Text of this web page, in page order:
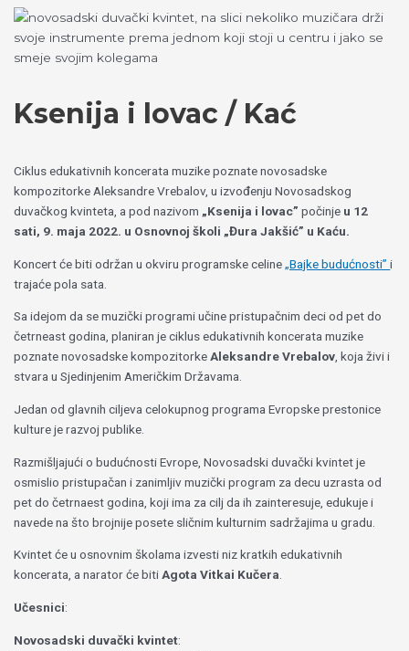
Пређи
садржај
Ksenija i lovac / Kać
Ciklus edukativnih koncerata muzike poznate novosadske
kompozitorke Aleksandre Vrebalov, u izvođenju Novosadskog
duvačkog kvinteta, a pod nazivom „Ksenija i lovac”počinje u 12
sati, 9. maja 2022. u Osnovnoj školi „Đura Jakšić” u Kaću.
Koncert će biti održan u okviru programske celine„Bajke budućnosti”i
trajaće pola sata.
Sa idejom da se muzički programi učine pristupačnim deci od pet do
četrneast godina, planiran je ciklus edukativnih koncerata muzike
poznate novosadske kompozitorkeAleksandre Vrebalov, koja živi i
stvara u Sjedinjenim Američkim Državama.
Jedan od glavnih ciljeva celokupnog programa Evropske prestonice
kulture je razvoj publike.
Razmišljajući o budućnosti Evrope, Novosadski duvački kvintet je
osmislio pristupačan i zanimljiv muzički program za decu uzrasta od
pet do četrnaest godina, koji ima za cilj da ih zainteresuje, edukuje i
navede na što brojnije posete sličnim kulturnim sadržajima u gradu.
Kvintet će u osnovnim školama izvesti niz kratkih edukativnih
koncerata, a narator će bitiAgota Vitkai Kučera.
Učesnici:
Novosadski duvački kvintet:
Izaberite